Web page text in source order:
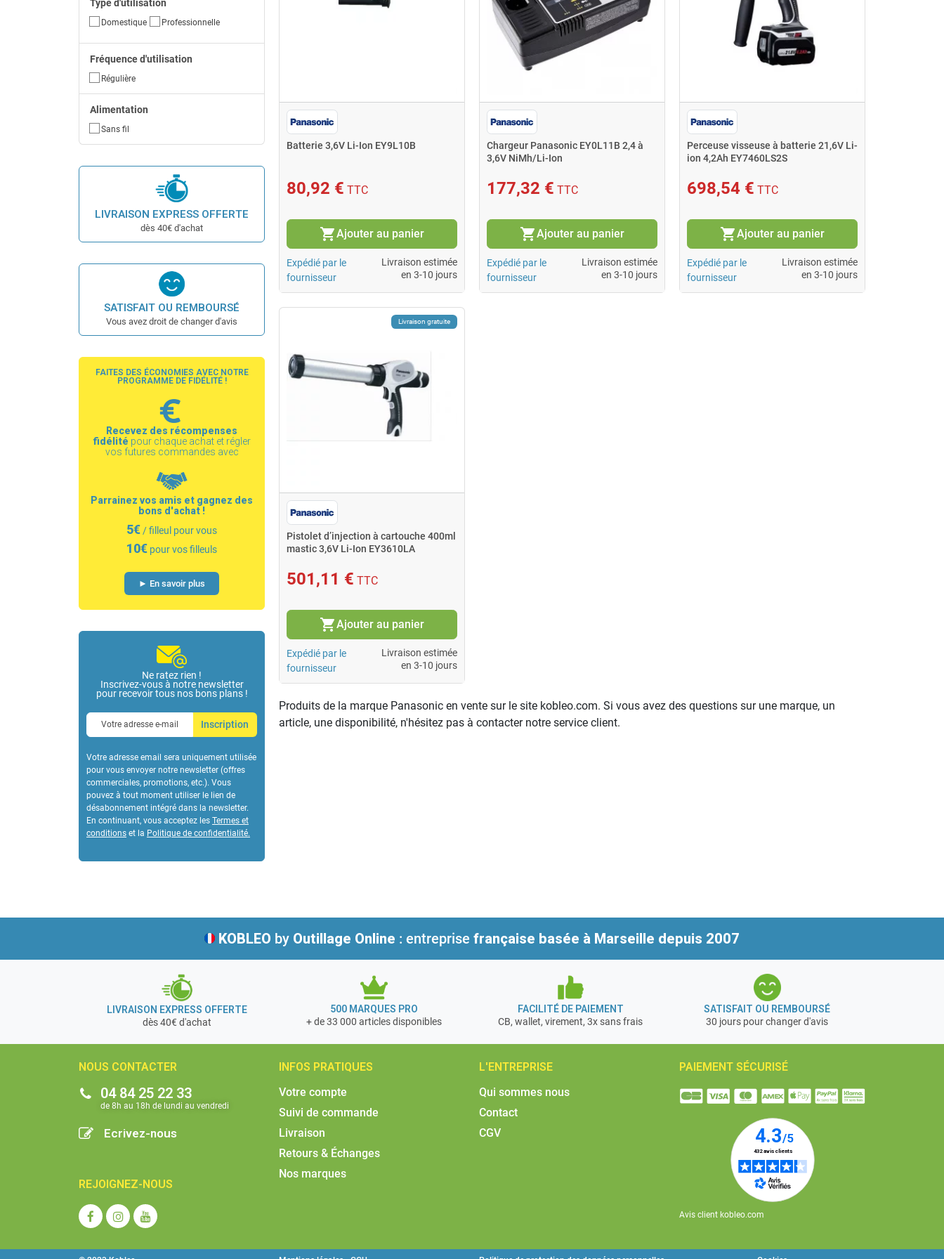
Type d'utilisation
Domestique Professionnelle
Fréquence d'utilisation
Régulière
Alimentation
Sans fil
LIVRAISON EXPRESS OFFERTE
dès 40€ d'achat
SATISFAIT OU REMBOURSÉ
Vous avez droit de changer d'avis
FAITES DES ÉCONOMIES AVEC NOTRE
PROGRAMME DE FIDÉLITÉ !
Recevez des récompenses
fidélité pour chaque achat et régler
vos futures commandes avec
Parrainez vos amis et gagnez des
bons d'achat !
5€ / filleul pour vous
10€ pour vos filleuls
► En savoir plus
Ne ratez rien !
Inscrivez-vous à notre newsletter
pour recevoir tous nos bons plans !
Inscription
Votre adresse email sera uniquement utilisée
pour vous envoyer notre newsletter (offres
commerciales, promotions, etc.). Vous
pouvez à tout moment utiliser le lien de
désabonnement intégré dans la newsletter.
En continuant, vous acceptez les Termes et
conditions et la Politique de confidentialité.
Batterie 3,6V Li-Ion EY9L10B
80,92 € TTC
shopping_cartAjouter au panier
Expédié par le
fournisseur
Livraison estimée
en 3-10 jours
Chargeur Panasonic EY0L11B 2,4 à
3,6V NiMh/Li-Ion
177,32 € TTC
shopping_cartAjouter au panier
Expédié par le
fournisseur
Livraison estimée
en 3-10 jours
Perceuse visseuse à batterie 21,6V Li-
ion 4,2Ah EY7460LS2S
698,54 € TTC
shopping_cartAjouter au panier
Expédié par le
fournisseur
Livraison estimée
en 3-10 jours
Livraison gratuite
Pistolet d’injection à cartouche 400ml
mastic 3,6V Li-Ion EY3610LA
501,11 € TTC
shopping_cartAjouter au panier
Expédié par le
fournisseur
Livraison estimée
en 3-10 jours
Produits de la marque Panasonic en vente sur le site kobleo.com. Si vous avez des questions sur une marque, un
article, une disponibilité, n'hésitez pas à contacter notre service client.
KOBLEO by Outillage Online : entreprise française basée à Marseille depuis 2007
LIVRAISON EXPRESS OFFERTE
dès 40€ d'achat
500 MARQUES PRO
+ de 33 000 articles disponibles
FACILITÉ DE PAIEMENT
CB, wallet, virement, 3x sans frais
SATISFAIT OU REMBOURSÉ
30 jours pour changer d'avis
NOUS CONTACTER
04 84 25 22 33
de 8h au 18h de lundi au vendredi​
Ecrivez-nous
REJOIGNEZ-NOUS
INFOS PRATIQUES
Votre compte
Suivi de commande
Livraison
Retours & Échanges
Nos marques
L'ENTREPRISE
Qui sommes nous
Contact
CGV
PAIEMENT SÉCURISÉ
Avis client kobleo.com